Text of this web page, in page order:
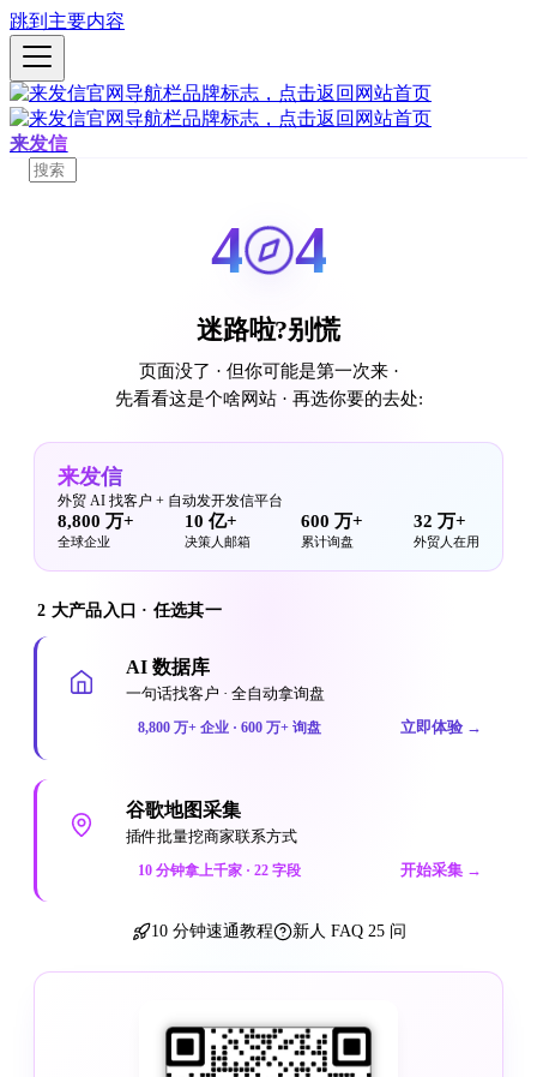
跳到主要内容
来发信
4 4
迷路啦?别慌
页面没了 · 但你可能是第一次来 ·
先看看这是个啥网站 · 再选你要的去处:
来发信
外贸 AI 找客户 + 自动发开发信平台
8,800 万+
全球企业
10 亿+
决策人邮箱
600 万+
累计询盘
32 万+
外贸人在用
2 大产品入口 · 任选其一
AI 数据库
一句话找客户 · 全自动拿询盘
8,800 万+ 企业 · 600 万+ 询盘 立即体验 →
谷歌地图采集
插件批量挖商家联系方式
10 分钟拿上千家 · 22 字段 开始采集 →
10 分钟速通教程 新人 FAQ 25 问